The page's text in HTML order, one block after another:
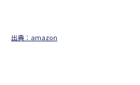
出典：amazon